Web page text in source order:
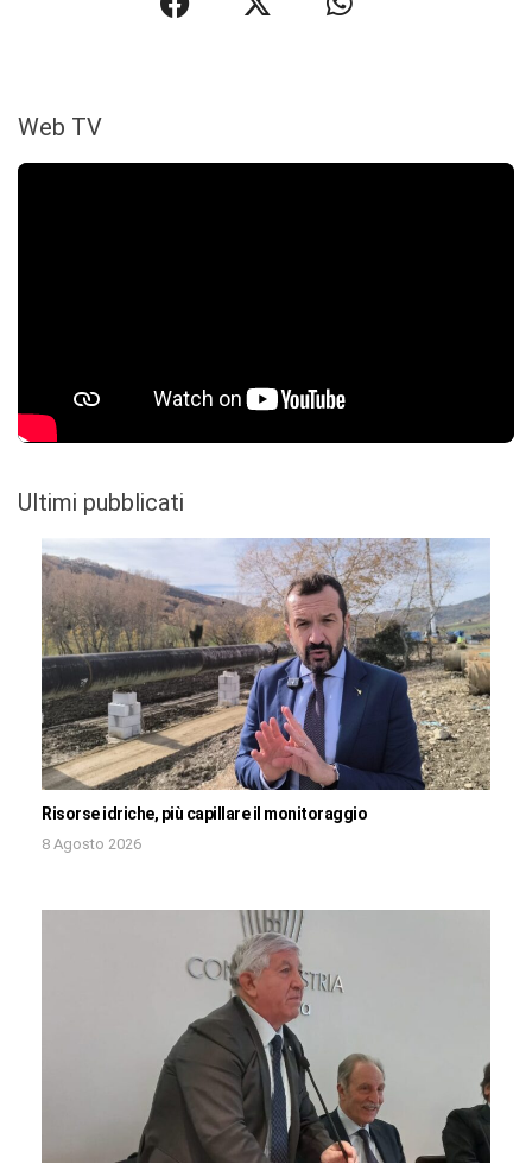
Web TV
Ultimi pubblicati
Risorse idriche, più capillare il monitoraggio
8 Agosto 2026